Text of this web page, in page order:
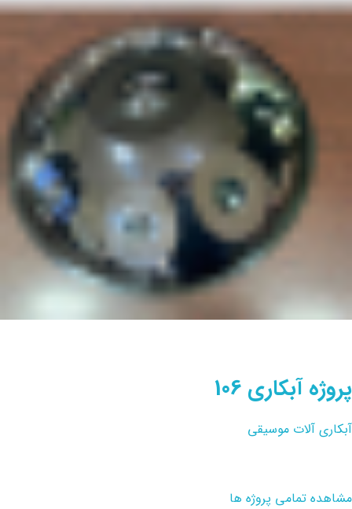
پروژه آبکاری 106
آبکاری آلات موسیقی
مشاهده تمامی پروژه ها